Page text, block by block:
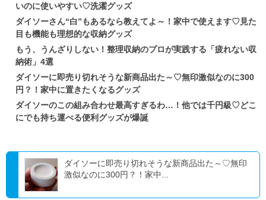
いのに使いやすい♡洗濯グッズ
ダイソーさん“白”もあるなら教えてよ～！家中で使えます♡見た
目も機能も理想的な収納グッズ
もう、うんざりしない！整理収納のプロが実践する「疲れない収
納術」4選
ダイソーに即売り切れそうな新商品出た～♡無印激似なのに300
円？！家中に置きたくなるグッズ
ダイソーのこの組み合わせ最高すぎるわ…！他では千円級♡どこ
にでも持ち運べる便利グッズが爆誕
ダイソーに即売り切れそうな新商品出た～♡無印
激似なのに300円？！家中...